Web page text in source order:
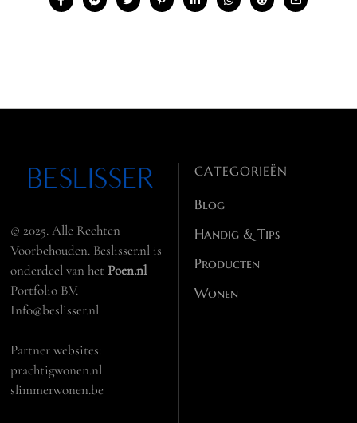
© 2025. Alle Rechten
Voorbehouden. Beslisser.nl is
onderdeel van hetPoen.nl
Portfolio B.V.
Info@beslisser.nl
Partner websites:
prachtigwonen.nl
slimmerwonen.be
CATEGORIEËN
Blog
Handig & Tips
Producten
Wonen